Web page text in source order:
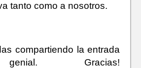
tanto como a nosotros.
compartiendo la entrada
Gracias!